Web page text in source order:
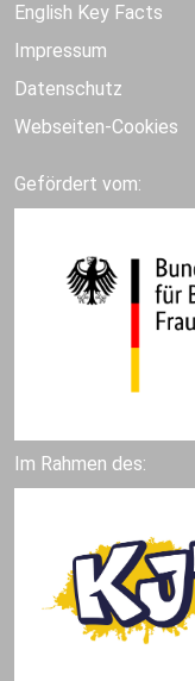
English Key Facts
Impressum
Datenschutz
Webseiten-Cookies
Gefördert vom:
Im Rahmen des: